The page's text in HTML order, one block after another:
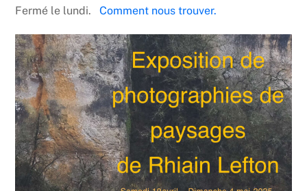
Fermé le lundi.Comment nous trouver.